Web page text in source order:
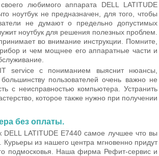
любимого аппарата DELL LATITUDE
ноутбук не предназначен, для того, чтобы
не думают о предельно допустимых
ноутбук для решения полезных проблем.
во внимание инструкции. Помните,
и чем мощнее его аппаратные части и
service с пониманием выяснит нюансы,
пользователей очень важно не
с неисправностью компьютера. Устранить
которое также нужно при получении
без оплаты.
DELL LATITUDE E7440 самое лучшее что вы
Курьеры из нашего центра мгновенно придут
подмосковья. Наша фирма Рефит-сервис и